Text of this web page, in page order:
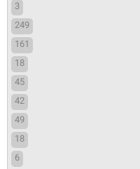
3
249
161
18
45
42
49
18
6